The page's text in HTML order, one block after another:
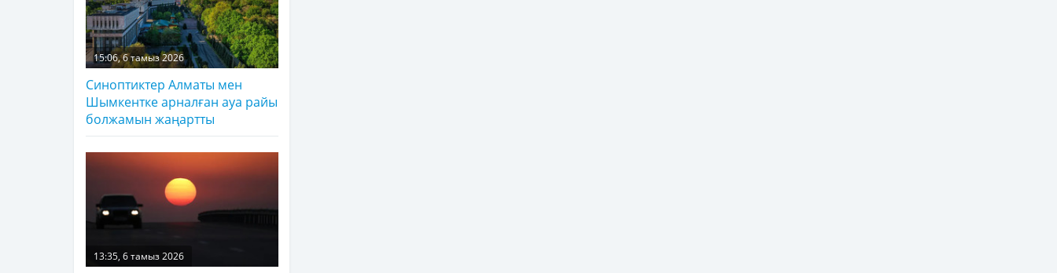
15:06, 6 тамыз 2026
Синоптиктер Алматы мен
Шымкентке арналған ауа райы
болжамын жаңартты
13:35, 6 тамыз 2026